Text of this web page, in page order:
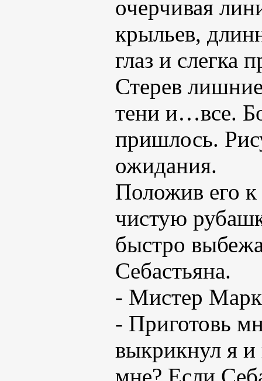
очерчивая
крыльев,
глаз и слегка
Стерев
тени и…все.
пришлось.
ожидания.
Положив его
чистую
быстро
Себастьяна.
- Мистер
- Приготовь
выкрикнул я и